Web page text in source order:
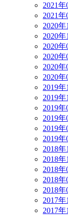
2021
2021
2020
2020
2020
2020
2020
2020
2019
2019
2019
2019
2019
2019
2018
2018
2018
2018
2018
2017
2017